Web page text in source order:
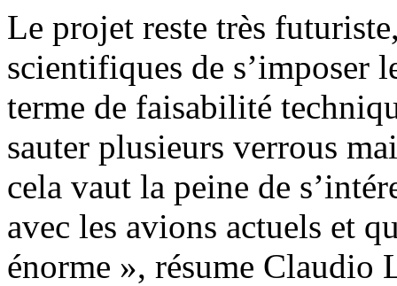
Le projet reste très
scientifiques de s’imposer
terme de faisabilité
sauter plusieurs verrous
cela vaut la peine de
avec les avions actuels et
énorme », résume